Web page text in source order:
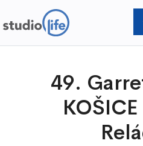
na
49.